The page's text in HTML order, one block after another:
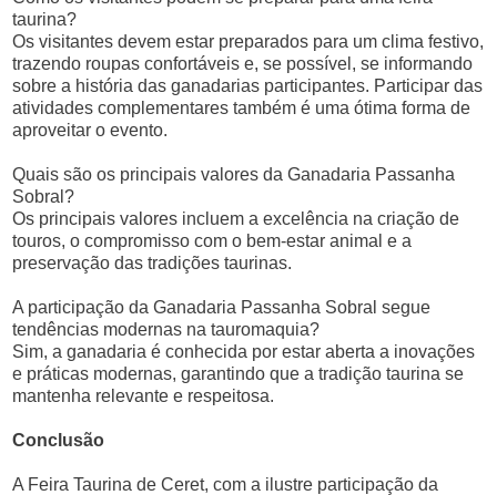
taurina?
Os visitantes devem estar preparados para um clima festivo,
trazendo roupas confortáveis e, se possível, se informando
sobre a história das ganadarias participantes. Participar das
atividades complementares também é uma ótima forma de
aproveitar o evento.
Quais são os principais valores da Ganadaria Passanha
Sobral?
Os principais valores incluem a excelência na criação de
touros, o compromisso com o bem-estar animal e a
preservação das tradições taurinas.
A participação da Ganadaria Passanha Sobral segue
tendências modernas na tauromaquia?
Sim, a ganadaria é conhecida por estar aberta a inovações
e práticas modernas, garantindo que a tradição taurina se
mantenha relevante e respeitosa.
Conclusão
A Feira Taurina de Ceret, com a ilustre participação da